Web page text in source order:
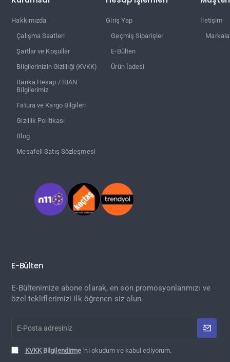
Hakkımızda
Çalışma Saatleri
Şartlar ve Koşullar
Bilgilerinizin Gizliliği (KVKK)
Banka Hesap / IBAN
Bilgilerimiz
Fatura ve Kargo Bilgileri
Gizlilik Politikası
Blog
Mesafeli Satış Sözleşmesi
Giriş Yap
Geçmiş Siparişler
E-Bülten
Ürün İadesi
İletişim
E-Bülten
E-Bültenimize abone olarak, en son promosyonlarımızı ve
özel tekliflerimizi ilk öğrenen siz olun.
Posta
KVKK Bilgilendirme 'ni okudum ve kabul ediyorum.